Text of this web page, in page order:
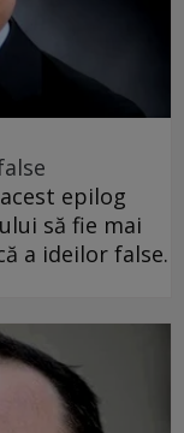
epilog
să fie mai
a ideilor false.